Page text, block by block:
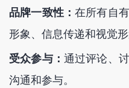
品牌一致性：在所有自
形象、信息传递和视觉形
受众参与： 通过评论、
沟通和参与。